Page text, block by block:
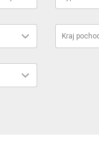
Kraj